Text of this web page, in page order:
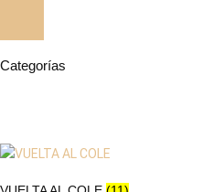
Categorías